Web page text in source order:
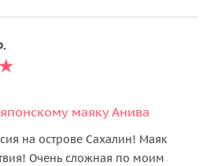
маяку Анива
на острове Сахалин! Маяк
Очень сложная по моим